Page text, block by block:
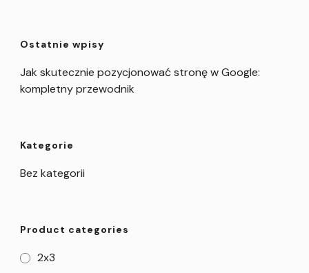
Ostatnie wpisy
Jak skutecznie pozycjonować stronę w Google:
kompletny przewodnik
Kategorie
Bez kategorii
Product categories
2x3